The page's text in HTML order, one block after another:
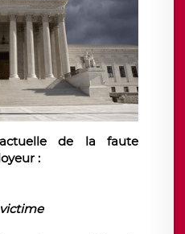
de la faute
: